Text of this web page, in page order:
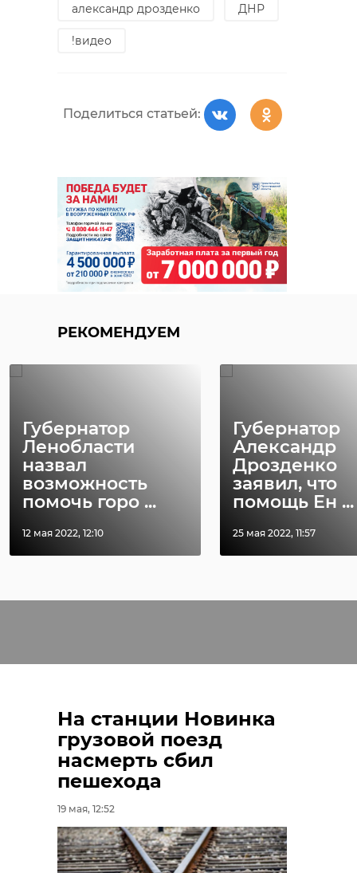
александр дрозденко ДНР
!видео
Поделиться статьей:
РЕКОМЕНДУЕМ
Губернатор
Ленобласти
назвал
возможность
помочь горо ...
12 мая 2022, 12:10
Губернатор
Александр
Дрозденко
заявил, что
помощь Ен ...
25 мая 2022, 11:57
На станции Новинка
грузовой поезд
насмерть сбил
пешехода
19 мая, 12:52